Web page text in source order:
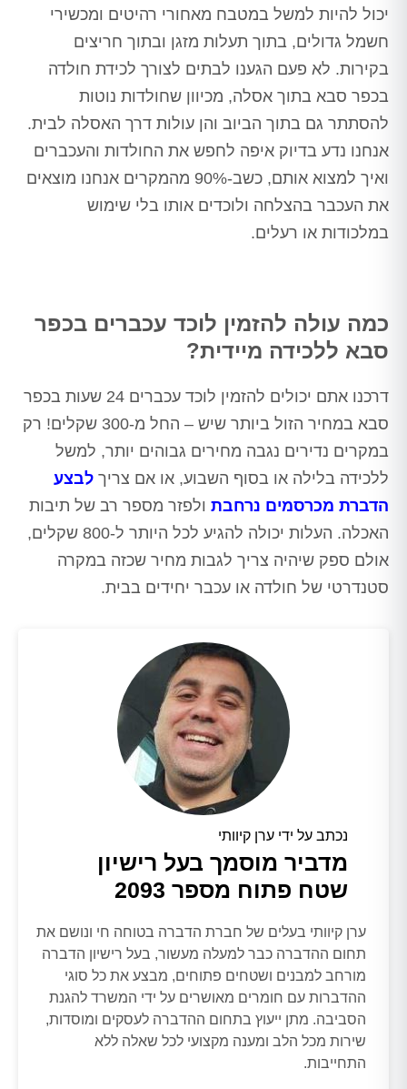
יכול להיות למשל במטבח מאחורי רהיטים ומכשירי
חשמל גדולים, בתוך תעלות מזגן ובתוך חריצים
בקירות. לא פעם הגענו לבתים לצורך לכידת חולדה
בכפר סבא בתוך אסלה, מכיוון שחולדות נוטות
להסתתר גם בתוך הביוב והן עולות דרך האסלה לבית.
אנחנו נדע בדיוק איפה לחפש את החולדות והעכברים
ואיך למצוא אותם, כשב-90% מהמקרים אנחנו מוצאים
את העכבר בהצלחה ולוכדים אותו בלי שימוש
במלכודות או רעלים.
כמה עולה להזמין לוכד עכברים בכפר
סבא ללכידה מיידית?
דרכנו אתם יכולים להזמין לוכד עכברים 24 שעות בכפר
סבא במחיר הזול ביותר שיש – החל מ-300 שקלים! רק
במקרים נדירים נגבה מחירים גבוהים יותר, למשל
ללכידה בלילה או בסוף השבוע, או אם צריך לבצע
הדברת מכרסמים נרחבת ולפזר מספר רב של תיבות
האכלה. העלות יכולה להגיע לכל היותר ל-800 שקלים,
אולם ספק שיהיה צריך לגבות מחיר שכזה במקרה
סטנדרטי של חולדה או עכבר יחידים בבית.
נכתב על ידי ערן קיוותי
מדביר מוסמך בעל רישיון
שטח פתוח מספר 2093
ערן קיוותי בעלים של חברת הדברה בטוחה חי ונושם את
תחום ההדברה כבר למעלה מעשור, בעל רישיון הדברה
מורחב למבנים ושטחים פתוחים, מבצע את כל סוגי
ההדברות עם חומרים מאושרים על ידי המשרד להגנת
הסביבה. מתן ייעוץ בתחום ההדברה לעסקים ומוסדות,
שירות מכל הלב ומענה מקצועי לכל שאלה ללא
התחייבות.